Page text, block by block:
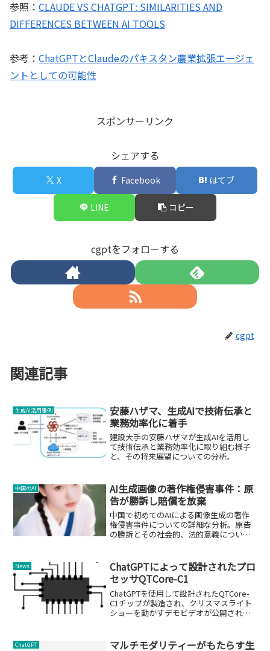
参照： CLAUDE VS CHATGPT: SIMILARITIES AND
DIFFERENCES BETWEEN AI TOOLS
参考： ChatGPTとClaudeのパキスタン農業拡張エージェ
ントとしての可能性
スポンサーリンク
シェアする
X Facebook はてブ
LINE コピー
cgptをフォローする
cgpt
関連記事
生成AI活用事例
安藤ハザマ、生成AIで技術伝承と
業務効率化に着手
建設大手の安藤ハザマが生成AIを活用し
て技術伝承と業務効率化に取り組む様子
と、その将来展望についての分析。
中国のAI
AI生成画像の著作権侵害事件：原
告が勝訴し賠償を放棄
中国で初めてのAIによる画像生成の著作
権侵害事件についての詳細な分析。原告
の勝訴とその社会的、法的意義について
News
ChatGPTによって設計されたプロ
セッサQTCore-C1
ChatGPTを使用して設計されたQTCore-
C1チップが製造され、クリスマスライト
ショーを動かすデモビデオが公開され
ChatGPT
マルチモダリティーがもたらす生